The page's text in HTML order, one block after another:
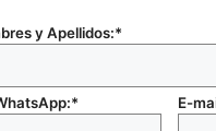
IP44
IP44)y Apellidos:*
E-